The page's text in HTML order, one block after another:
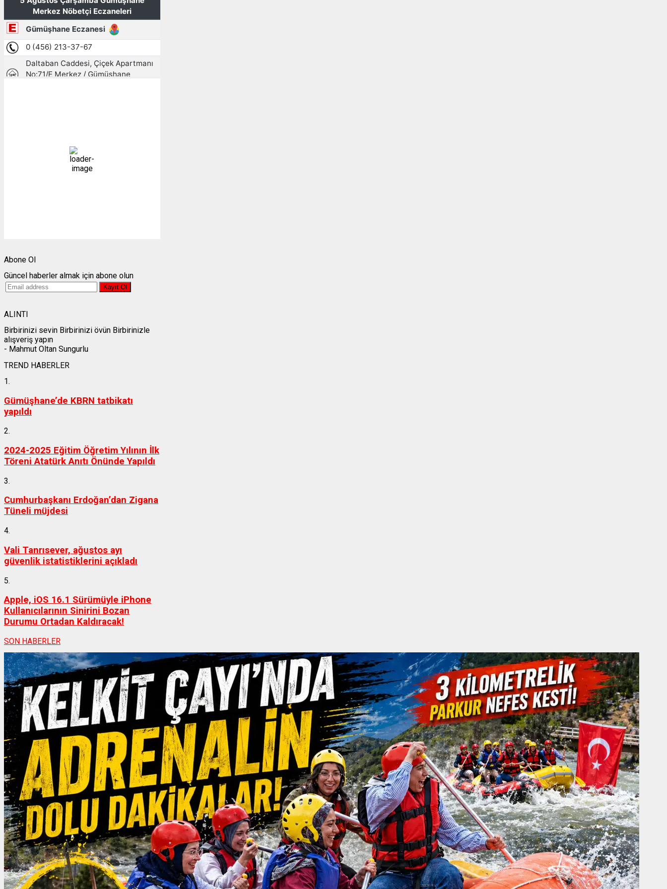
95 %
1016 mb
Abone Ol
Güncel haberler almak için abone olun
ALINTI
Birbirinizi sevin Birbirinizi övün Birbirinizle
alışveriş yapın
- Mahmut Oltan Sungurlu
TREND HABERLER
1.
Gümüşhane’de KBRN tatbikatı
yapıldı
2.
2024-2025 Eğitim Öğretim Yılının İlk
Töreni Atatürk Anıtı Önünde Yapıldı
3.
Cumhurbaşkanı Erdoğan’dan Zigana
Tüneli müjdesi
4.
Vali Tanrısever, ağustos ayı
güvenlik istatistiklerini açıkladı
5.
Apple, iOS 16.1 Sürümüyle iPhone
Kullanıcılarının Sinirini Bozan
Durumu Ortadan Kaldıracak!
SON HABERLER